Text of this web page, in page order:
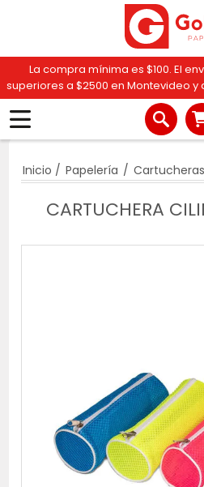
La compra mínima es $100. El
superiores a $2500 en Montevideo y
Inicio / Papelería /
CARTUCHERA